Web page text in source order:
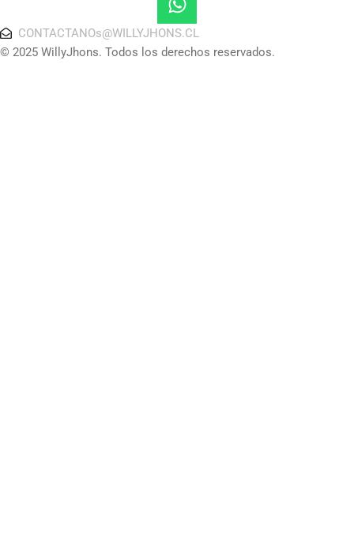
CONTACTANOs@WILLYJHONS.CL
© 2025 WillyJhons. Todos los derechos reservados.